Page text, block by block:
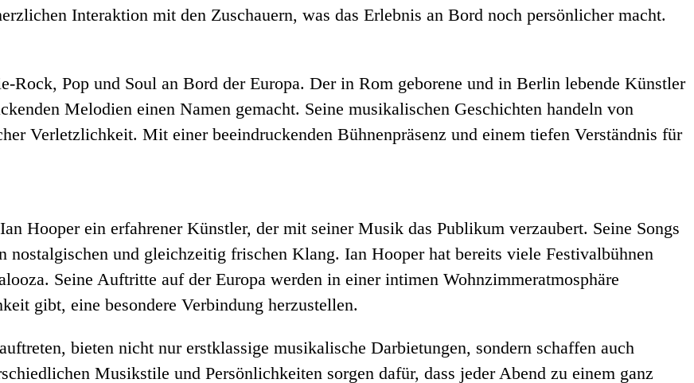
Interaktion mit den Zuschauern, was das Erlebnis an Bord noch persönlicher macht.
Pop und Soul an Bord der Europa. Der in Rom geborene und in Berlin lebende Künstler
Melodien einen Namen gemacht. Seine musikalischen Geschichten handeln von
Verletzlichkeit. Mit einer beeindruckenden Bühnenpräsenz und einem tiefen Verständnis für
Hooper ein erfahrener Künstler, der mit seiner Musik das Publikum verzaubert. Seine Songs
und gleichzeitig frischen Klang. Ian Hooper hat bereits viele Festivalbühnen
Seine Auftritte auf der Europa werden in einer intimen Wohnzimmeratmosphäre
gibt, eine besondere Verbindung herzustellen.
bieten nicht nur erstklassige musikalische Darbietungen, sondern schaffen auch
Musikstile und Persönlichkeiten sorgen dafür, dass jeder Abend zu einem ganz